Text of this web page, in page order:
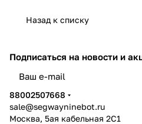
Назад к списку
Подписаться на новости и
88002507668
sale@segwayninebot.ru
Москва, 5ая кабельная 2С1